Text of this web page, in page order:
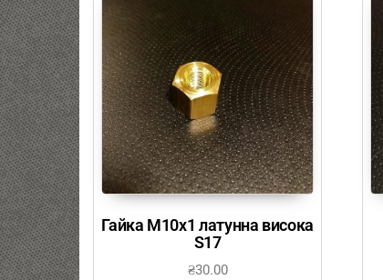
Гайка М10х1 латунна висока
S17
₴30.00